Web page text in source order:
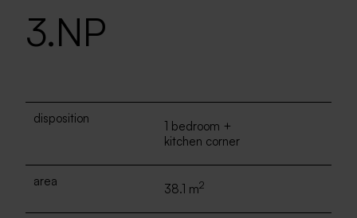
3.NP
disposition
1 bedroom +
kitchen corner
area
38.1 m2